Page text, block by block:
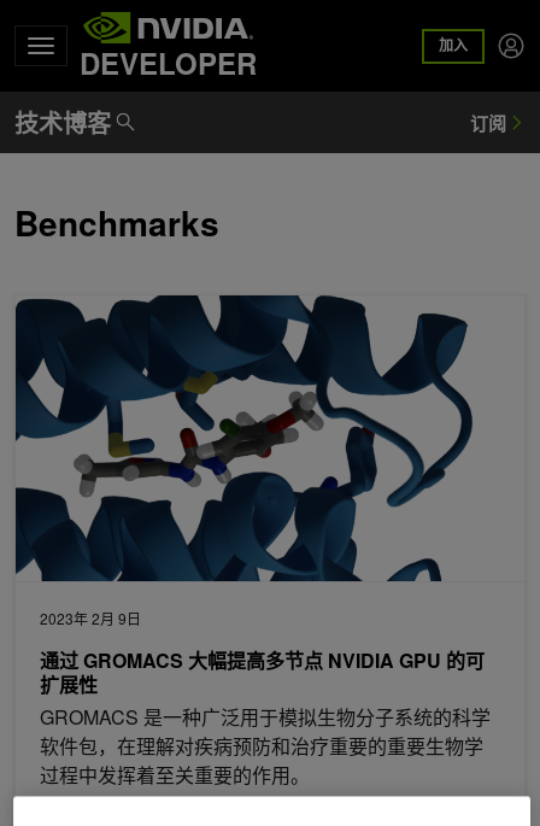
DEVELOPER 加入
Benchmarks
2023年 2月 9日
通过 GROMACS 大幅提高多节点 NVIDIA GPU 的可
扩展性
GROMACS 是一种广泛用于模拟生物分子系统的科学
软件包，在理解对疾病预防和治疗重要的重要生物学
过程中发挥着至关重要的作用。
通过 GROMACS 大幅提高多节点 NVIDIA GPU 的可扩展性